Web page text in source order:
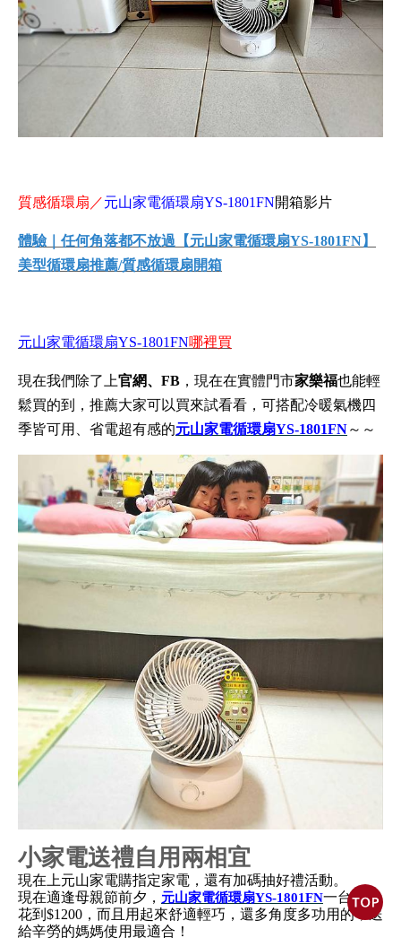
質感循環扇／元山家電循環扇YS-1801FN開箱影片
體驗｜任何角落都不放過【元山家電循環扇YS-1801FN】
美型循環扇推薦/質感循環扇開箱
元山家電循環扇YS-1801FN哪裡買
現在我們除了上官網、FB ，現在在實體門市家樂福也能輕
鬆買的到，推薦大家可以買來試看看，可搭配冷暖氣機四
季皆可用、省電超有感的元山家電循環扇YS-1801FN～～
小家電送禮自用兩相宜
現在上元山家電購指定家電，還有加碼抽好禮活動。
現在適逢母親節前夕， 元山家電循環扇YS-1801FN一台不用
花到$1200，而且用起來舒適輕巧，還多角度多功用的，送
給辛勞的媽媽使用最適合！